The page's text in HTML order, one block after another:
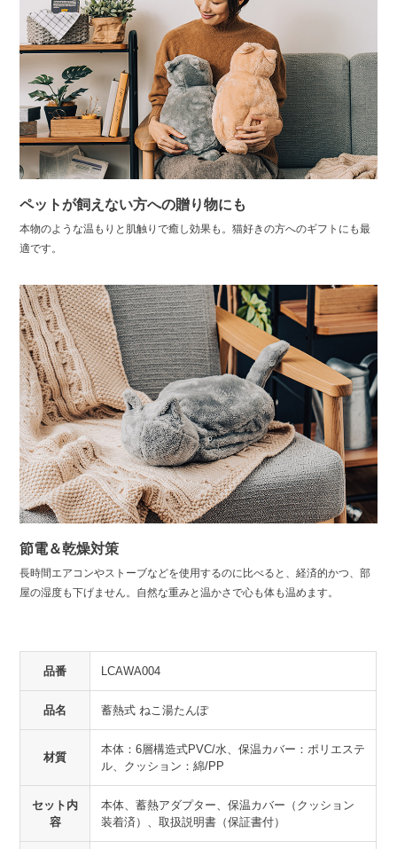
ペットが飼えない方への贈り物にも
本物のような温もりと肌触りで癒し効果も。猫好きの方へのギフトにも最
適です。
節電＆乾燥対策
長時間エアコンやストーブなどを使用するのに比べると、経済的かつ、部
屋の湿度も下げません。自然な重みと温かさで心も体も温めます。
品番 LCAWA004
品名 蓄熱式 ねこ湯たんぽ
材質
本体：6層構造式PVC/水、保温カバー：ポリエステ
ル、クッション：綿/PP
セット内
容
本体、蓄熱アダプター、保温カバー（クッション
装着済）、取扱説明書（保証書付）